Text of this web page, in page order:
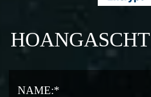
NAME:*